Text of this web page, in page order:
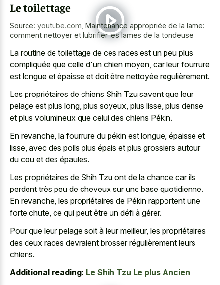
Le toilettage
Source: youtube.com Maintenance appropriée de la lame:
comment nettoyer et lubrifier les lames de la tondeuse
La routine de toilettage de ces races est un peu plus
compliquée que celle d'un chien moyen, car leur fourrure
est longue et épaisse et doit être nettoyée régulièrement.
Les propriétaires de chiens Shih Tzu savent que leur
pelage est plus long, plus soyeux, plus lisse, plus dense
et plus volumineux que celui des chiens Pékin.
En revanche, la fourrure du pékin est longue, épaisse et
lisse, avec des poils plus épais et plus grossiers autour
du cou et des épaules.
Les propriétaires de Shih Tzu ont de la chance car ils
perdent très peu de cheveux sur une base quotidienne.
En revanche, les propriétaires de Pékin rapportent une
forte chute, ce qui peut être un défi à gérer.
Pour que leur pelage soit à leur meilleur, les propriétaires
des deux races devraient brosser régulièrement leurs
chiens.
Additional reading: Le Shih Tzu Le plus Ancien